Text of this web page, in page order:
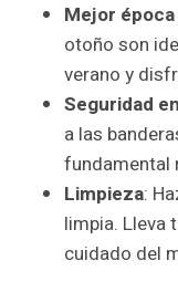
Mejor
otoño son
verano y
Seguridad
a las
fundamental
Limpieza:
limpia. Lleva
cuidado del